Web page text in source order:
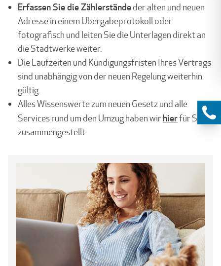
Erfassen Sie die Zählerständeder alten und neuen
Adresse in einem Über­gabeprotokoll oder
fotografisch und leiten Sie die Unterlagen direkt an
die Stadt­werke weiter.
Die Laufzeiten und Kündigungsfristen Ihres Vertrags
sind unabhängig von der neuen Regelung weiterhin
gültig.
Alles Wissenswerte zum neuen Gesetz und alle
Services rund um den Umzug haben wir hierfür Sie
zusammengestellt.